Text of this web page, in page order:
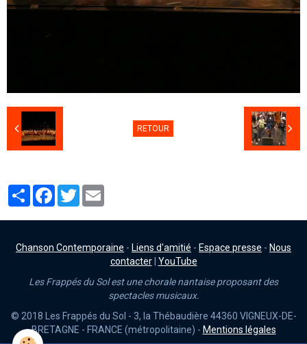
RETOUR
PartagerFacebook
Twitter
Chanson Contemporaine - Liens d'amitié - Espace presse - Nous
contacter| YouTube
Les Frappés du Sol est une chorale nantaise proposant des
spectacles musicaux.
© 2018 Les Frappés du Sol - 3, la Thébaudière 44360 VIGNEUX-DE-
BRETAGNE - FRANCE (métropolitaine) - Mentions légales